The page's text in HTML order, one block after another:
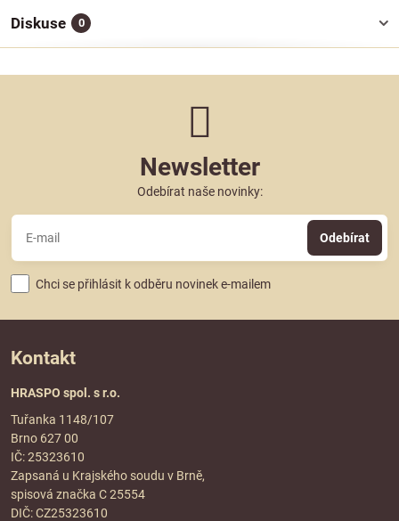
Diskuse 0
Newsletter
Odebírat naše novinky:
Odebírat
Chci se přihlásit k odběru novinek e-mailem
Kontakt
HRASPO spol. s r.o.
Tuřanka 1148/107
Brno 627 00
IČ: 25323610
Zapsaná u Krajského soudu v Brně,
spisová značka C 25554
DIČ: CZ25323610